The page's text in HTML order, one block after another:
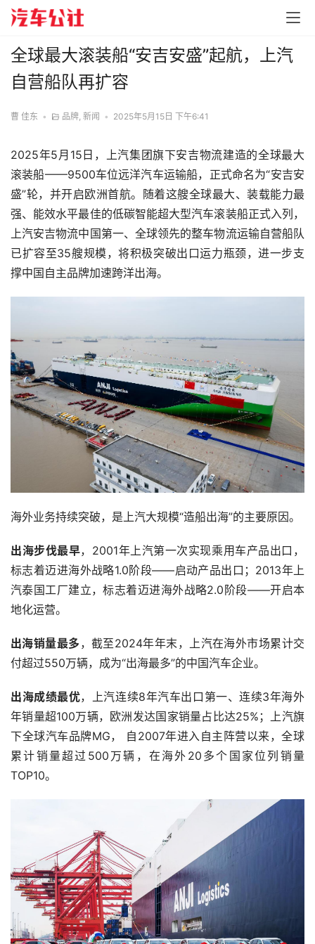
全球最大滚装船“安吉安盛”起航，上汽
自营船队再扩容
曹 佳东 • 品牌, 新闻 • 2025年5月15日 下午6:41
2025年5月15日，上汽集团旗下安吉物流建造的全球最大
滚装船——9500车位远洋汽车运输船，正式命名为“安吉安
盛”轮，并开启欧洲首航。随着这艘全球最大、装载能力最
强、能效水平最佳的低碳智能超大型汽车滚装船正式入列，
上汽安吉物流中国第一、全球领先的整车物流运输自营船队
已扩容至35艘规模，将积极突破出口运力瓶颈，进一步支
撑中国自主品牌加速跨洋出海。
海外业务持续突破，是上汽大规模“造船出海”的主要原因。
出海步伐最早，2001年上汽第一次实现乘用车产品出口，
标志着迈进海外战略1.0阶段——启动产品出口；2013年上
汽泰国工厂建立，标志着迈进海外战略2.0阶段——开启本
地化运营。
出海销量最多 ，截至2024年年末，上汽在海外市场累计交
付超过550万辆，成为“出海最多”的中国汽车企业。
出海成绩最优，上汽连续8年汽车出口第一、连续3年海外
年销量超100万辆，欧洲发达国家销量占比达25%；上汽旗
下全球汽车品牌MG， 自2007年进入自主阵营以来，全球
累计销量超过500万辆，在海外20多个国家位列销量
TOP10。